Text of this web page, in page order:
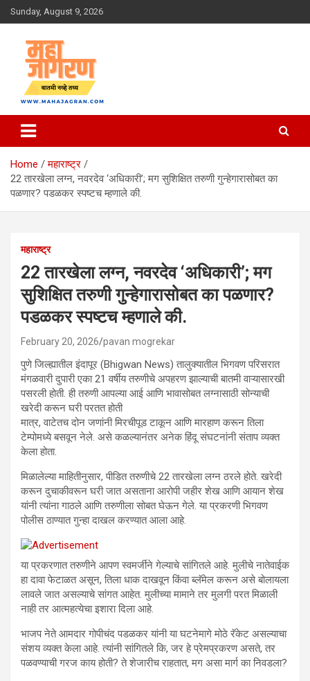
Skip
to
Sunday, August 9, 2026
महा जागरण
Home
महाराष्ट्र
22 तारखेला लग्न, नवरदेव ‘अधिकारी’; मग सुशिक्षित तरुणी गुन्हेगारासोबत का
पळणार? पडळकर स्पष्टच म्हणाले की.
महाराष्ट्र
22 तारखेला लग्न, नवरदेव ‘अधिकारी’; मग
सुशिक्षित तरुणी गुन्हेगारासोबत का पळणार?
पडळकर स्पष्टच म्हणाले की.
February 20, 2026 pavan mogrekar
पुणे जिल्ह्यातील इंदापूर (Bhigwan News) तालुक्यातील भिगवण परिसरात
मंगळवारी दुपारी एका 21 वर्षीय तरुणीचे अपहरण झाल्याची बातमी वाऱ्यासारखी
पसरली होती. ही तरुणी आपल्या आई आणि भावासोबत लग्नासाठी सोन्याची
खरेदी करून घरी परतत होती
मात्र, वाटेतच दोन जणांनी मिरचीपूड टाकून आणि मारहाण करून तिला
टेम्पोमध्ये बसवून नेले. असे कळल्यानंतर अनेक हिंदू संघटनांनी संताप व्यक्त
केला होता.
मिळालेल्या माहितीनुसार, पीडित तरुणीचे 22 तारखेला लग्न ठरले होते. खरेदी
करून दुचाकीवरून घरी जात असताना आरोपी जहीर शेख आणि आयान शेख
यांनी त्यांना गाठले आणि तरुणीला सोबत घेऊन गेले. या प्रकरणी भिगवण
पोलीस ठाण्यात गुन्हा दाखल करण्यात आला आहे.
या प्रकरणात तरुणीने आपण स्वमर्जीने गेल्याचे सांगितले आहे. मुलीचे नातेवाईक
हा दावा फेटाळत असून, तिला धाक दाखवून किंवा ब्लॅमेल करून असे बोलायला
लावले जात असल्याचे सांगत आहेत. मुलीच्या मामाने तर मुलगी परत मिळाली
नाही तर आत्महत्येचा इशारा दिला आहे.
भाजप नेते आमदार गोपीचंद पडळकर यांनी या घटनेमागे मोठे रॅकेट असल्याचा
संशय व्यक्त केला आहे. त्यांनी सांगितले कि, जर हे प्रेमप्रकरण असते, तर
पळवण्याची गरज काय होती? ते शेजारीच राहतात, मग असा मार्ग का निवडला?